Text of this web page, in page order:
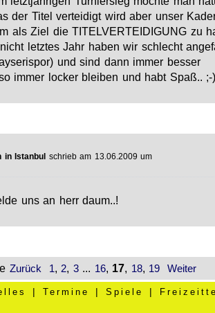
der Titel verteidigt wird aber unser
als Ziel die TITELVERTEIDIGUNG zu
letztes Jahr haben wir schlecht
und sind dann immer besser
immer locker bleiben und habt Spaß.. ;-
in Istanbul schrieb am 13.06.2009 um
uns an herr daum..!
Zurück 1, 2, 3... 16, 17, 18, 19 Weiter
|Termine |Spiele